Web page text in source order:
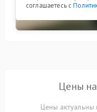
соглашаетесь с
Цены
Цены актуальны